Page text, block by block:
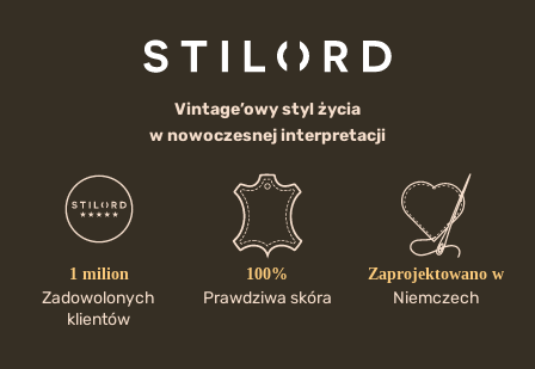
Vintage’owy styl życia
w nowoczesnej interpretacji
1 milion
Zadowolonych
klientów
100%
Prawdziwa skóra
Zaprojektowano w
Niemczech